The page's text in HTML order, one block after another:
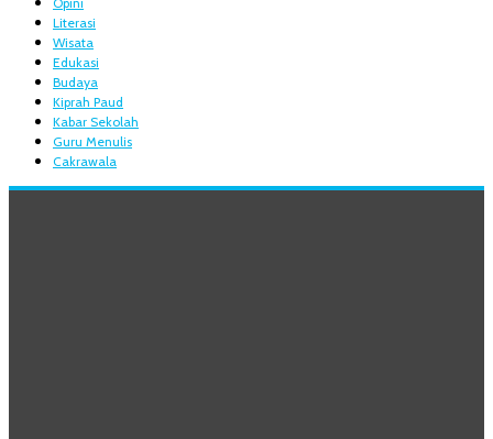
Literasi
Wisata
Edukasi
Budaya
Kiprah Paud
Kabar Sekolah
Guru Menulis
Cakrawala